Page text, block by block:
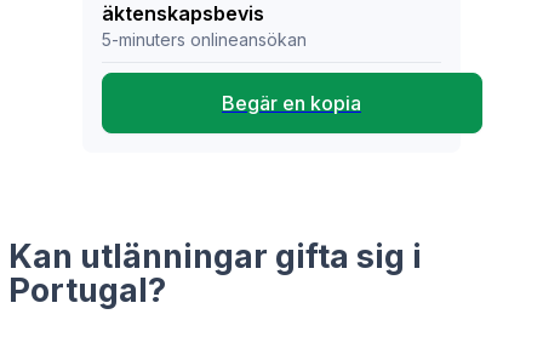
äktenskapsbevis
5-minuters onlineansökan
Begär en kopia
Kan utlänningar gifta sig i
Portugal?